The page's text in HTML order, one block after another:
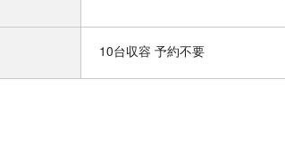
10台収容 予約不要